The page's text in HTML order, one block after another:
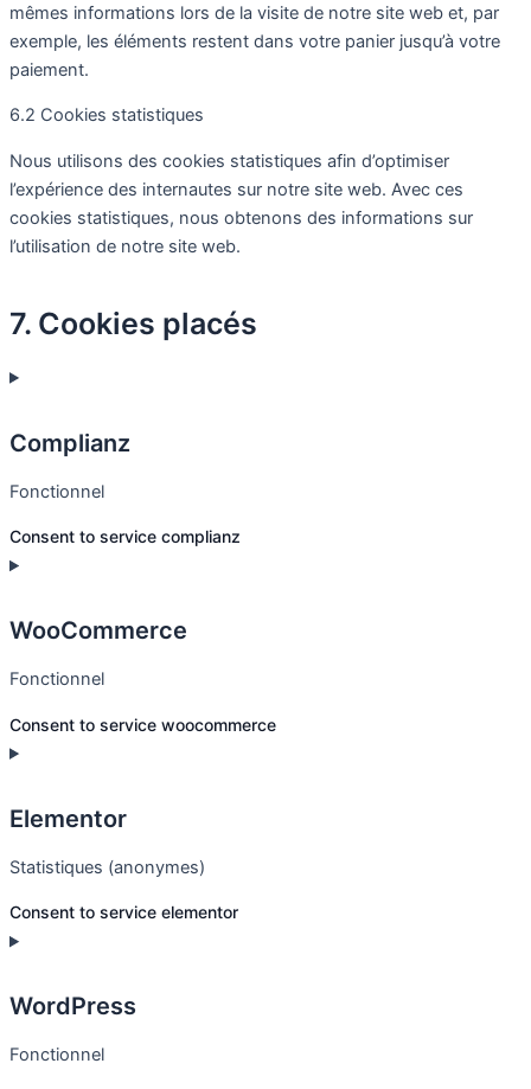
mêmes informations lors de la visite de notre site web et, par
exemple, les éléments restent dans votre panier jusqu’à votre
paiement.
6.2 Cookies statistiques
Nous utilisons des cookies statistiques afin d’optimiser
l’expérience des internautes sur notre site web. Avec ces
cookies statistiques, nous obtenons des informations sur
l’utilisation de notre site web.
7. Cookies placés
Complianz
Fonctionnel
Consent to service complianz
WooCommerce
Fonctionnel
Consent to service woocommerce
Elementor
Statistiques (anonymes)
Consent to service elementor
WordPress
Fonctionnel